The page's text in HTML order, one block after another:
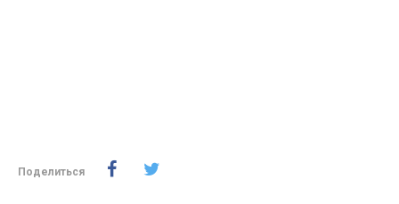
Поделиться